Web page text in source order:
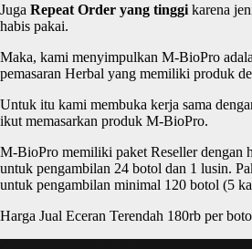
Juga Repeat Order yang tinggi karena
habis pakai.
Maka, kami menyimpulkan M-BioPro
pemasaran Herbal yang memiliki produk
Untuk itu kami membuka kerja sama
ikut memasarkan produk M-BioPro.
M-BioPro memiliki paket Reseller dengan
untuk pengambilan 24 botol dan 1 lusin.
untuk pengambilan minimal 120 botol (5
Harga Jual Eceran Terendah 180rb per